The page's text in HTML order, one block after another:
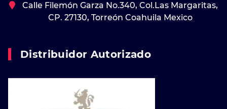
Calle Filemón Garza No.340, Col.Las Margaritas,
CP. 27130, Torreón Coahuila Mexico
Distribuidor Autorizado